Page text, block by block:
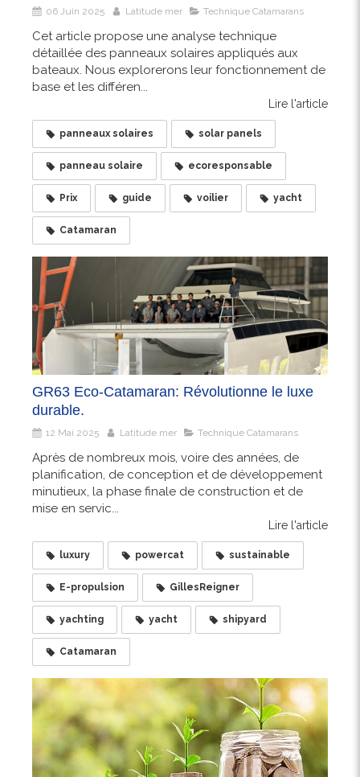
06 Juin 2025 Latitude mer Technique Catamarans
Cet article propose une analyse technique
détaillée des panneaux solaires appliqués aux
bateaux. Nous explorerons leur fonctionnement de
base et les différen...
Lire l'article
panneaux solaires solar panels
panneau solaire ecoresponsable
Prix guide voilier yacht
Catamaran
GR63 Eco-Catamaran: Révolutionne le luxe
durable.
12 Mai 2025 Latitude mer Technique Catamarans
Après de nombreux mois, voire des années, de
planification, de conception et de développement
minutieux, la phase finale de construction et de
mise en servic...
Lire l'article
luxury powercat sustainable
E-propulsion GillesReigner
yachting yacht shipyard
Catamaran